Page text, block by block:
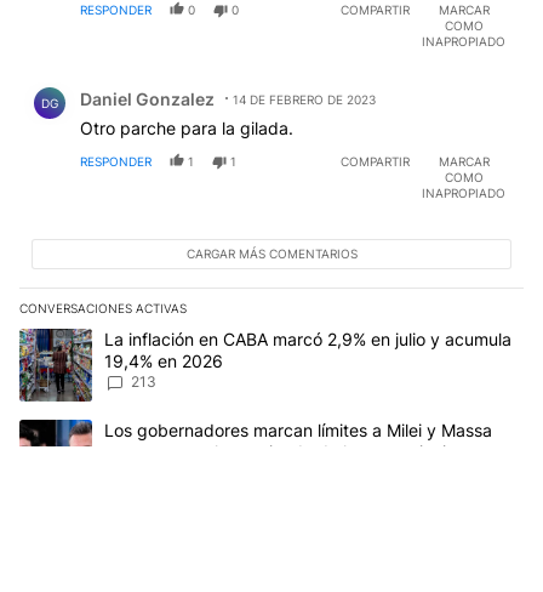
RESPONDER 0 0 COMPARTIR
MARCAR
COMO
INAPROPIADO
DG Daniel Gonzalez 14 DE FEBRERO DE 2023
Otro parche para la gilada.
RESPONDER 1 1 COMPARTIR
MARCAR
COMO
INAPROPIADO
CARGAR MÁS COMENTARIOS
CONVERSACIONES ACTIVAS
Este listado muestra los artículos con más comentarios en los
Un artículo de tendencia con el título "La inflación en CABA
La inflación en CABA marcó 2,9% en julio y acumula
19,4% en 2026
213
Un artículo de tendencia con el título "Los gobernadores
Los gobernadores marcan límites a Milei y Massa
reaparece en la trastienda de las negociaciones